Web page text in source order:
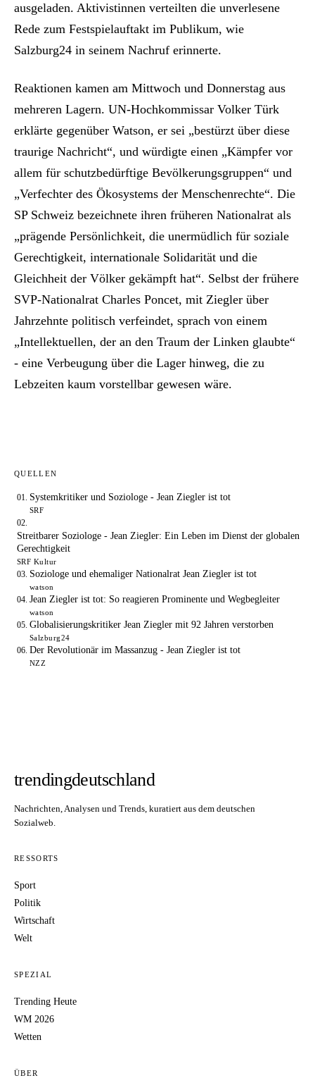
ausgeladen. Aktivistinnen verteilten die unverlesene
Rede zum Festspielauftakt im Publikum, wie
Salzburg24 in seinem Nachruf erinnerte.
Reaktionen kamen am Mittwoch und Donnerstag aus
mehreren Lagern. UN-Hochkommissar Volker Türk
erklärte gegenüber Watson, er sei „bestürzt über diese
traurige Nachricht“, und würdigte einen „Kämpfer vor
allem für schutzbedürftige Bevölkerungsgruppen“ und
„Verfechter des Ökosystems der Menschenrechte“. Die
SP Schweiz bezeichnete ihren früheren Nationalrat als
„prägende Persönlichkeit, die unermüdlich für soziale
Gerechtigkeit, internationale Solidarität und die
Gleichheit der Völker gekämpft hat“. Selbst der frühere
SVP-Nationalrat Charles Poncet, mit Ziegler über
Jahrzehnte politisch verfeindet, sprach von einem
„Intellektuellen, der an den Traum der Linken glaubte“
- eine Verbeugung über die Lager hinweg, die zu
Lebzeiten kaum vorstellbar gewesen wäre.
QUELLEN
Systemkritiker und Soziologe - Jean Ziegler ist tot
SRF
Streitbarer Soziologe - Jean Ziegler: Ein Leben im Dienst der globalen
Gerechtigkeit
SRF Kultur
Soziologe und ehemaliger Nationalrat Jean Ziegler ist tot
watson
Jean Ziegler ist tot: So reagieren Prominente und Wegbegleiter
watson
Globalisierungskritiker Jean Ziegler mit 92 Jahren verstorben
Salzburg24
Der Revolutionär im Massanzug - Jean Ziegler ist tot
NZZ
trendingdeutschland
Nachrichten, Analysen und Trends, kuratiert aus dem deutschen
Sozialweb.
RESSORTS
Sport
Politik
Wirtschaft
Welt
SPEZIAL
Trending Heute
WM 2026
Wetten
ÜBER